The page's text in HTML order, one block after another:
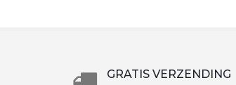
GRATIS VERZENDING